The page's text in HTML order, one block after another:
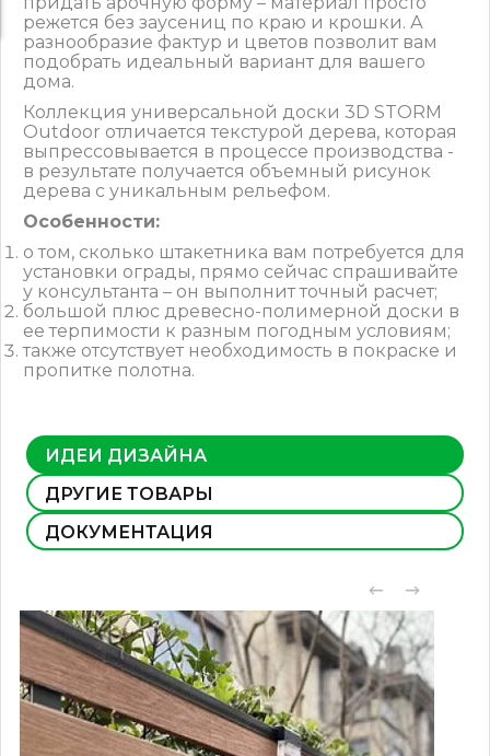
режется без заусениц по краю и крошки. А
разнообразие фактур и цветов позволит вам
подобрать идеальный вариант для вашего
дома.
Коллекция универсальной доски 3D STORM
Outdoor отличается текстурой дерева, которая
выпрессовывается в процессе производства -
в результате получается объемный рисунок
дерева с уникальным рельефом.
Особенности:
о том, сколько штакетника вам потребуется для
установки ограды, прямо сейчас спрашивайте
у консультанта – он выполнит точный расчет;
большой плюс древесно-полимерной доски в
ее терпимости к разным погодным условиям;
также отсутствует необходимость в покраске и
пропитке полотна.
ИДЕИ ДИЗАЙНА
ДРУГИЕ ТОВАРЫ
ДОКУМЕНТАЦИЯ